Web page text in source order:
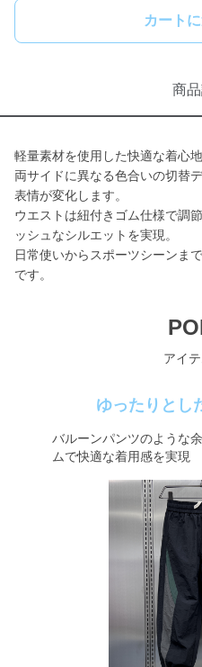
カート
商
軽量素材を使用した快適な着心
両サイドに異なる色合いの切替
表情が変化します。
ウエストは紐付きゴム仕様で調
ッシュなシルエットを実現。
日常使いからスポーツシーンま
です。
アイ
ゆったりとし
バルーンパンツのような
ムで快適な着用感を実現